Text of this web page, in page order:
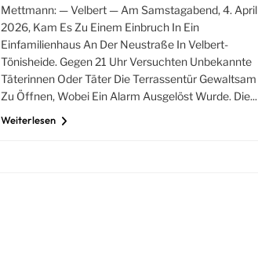
Mettmann: — Velbert — Am Samstagabend, 4. April
2026, Kam Es Zu Einem Einbruch In Ein
Einfamilienhaus An Der Neustraße In Velbert-
Tönisheide. Gegen 21 Uhr Versuchten Unbekannte
Täterinnen Oder Täter Die Terrassentür Gewaltsam
Zu Öffnen, Wobei Ein Alarm Ausgelöst Wurde. Die...
Weiterlesen